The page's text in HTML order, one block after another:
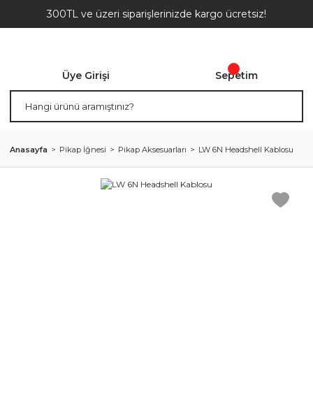
300TL ve üzeri siparişlerinizde kargo ücretsiz!
Üye Girişi Sepetim
Anasayfa Pikap İğnesi Pikap Aksesuarları LW 6N Headshell Kablosu